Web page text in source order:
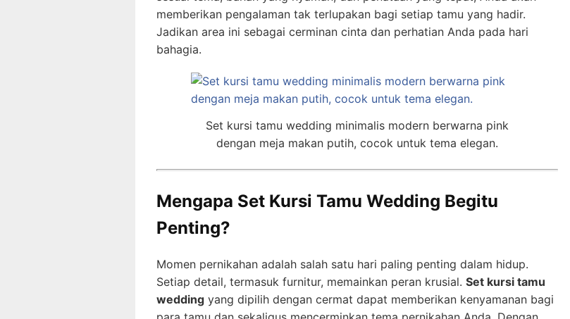
memberikan pengalaman tak terlupakan bagi setiap tamu yang hadir.
Jadikan area ini sebagai cerminan cinta dan perhatian Anda pada hari
bahagia.
Set kursi tamu wedding minimalis modern berwarna pink
dengan meja makan putih, cocok untuk tema elegan.
Mengapa Set Kursi Tamu Wedding Begitu
Penting?
Momen pernikahan adalah salah satu hari paling penting dalam hidup.
Setiap detail, termasuk furnitur, memainkan peran krusial. Set kursi tamu
wedding yang dipilih dengan cermat dapat memberikan kenyamanan bagi